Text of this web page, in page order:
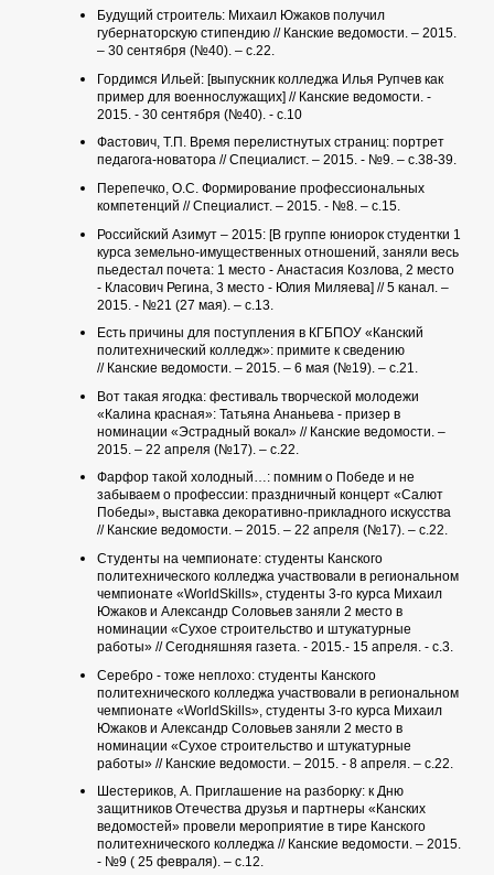
Будущий строитель: Михаил Южаков получил
губернаторскую стипендию // Канские ведомости. – 2015.
– 30 сентября (№40). – с.22.
Гордимся Ильей: [выпускник колледжа Илья Рупчев как
пример для военнослужащих] // Канские ведомости. -
2015. - 30 сентября (№40). - с.10
Фастович, Т.П. Время перелистнутых страниц: портрет
педагога-новатора // Специалист. – 2015. - №9. – с.38-39.
Перепечко, О.С. Формирование профессиональных
компетенций // Специалист. – 2015. - №8. – с.15.
Российский Азимут – 2015: [В группе юниорок студентки 1
курса земельно-имущественных отношений, заняли весь
пьедестал почета: 1 место - Анастасия Козлова, 2 место
- Класович Регина, 3 место - Юлия Миляева] // 5 канал. –
2015. - №21 (27 мая). – с.13.
Есть причины для поступления в КГБПОУ «Канский
политехнический колледж»: примите к сведению
// Канские ведомости. – 2015. – 6 мая (№19). – с.21.
Вот такая ягодка: фестиваль творческой молодежи
«Калина красная»: Татьяна Ананьева - призер в
номинации «Эстрадный вокал» // Канские ведомости. –
2015. – 22 апреля (№17). – с.22.
Фарфор такой холодный…: помним о Победе и не
забываем о профессии: праздничный концерт «Салют
Победы», выставка декоративно-прикладного искусства
// Канские ведомости. – 2015. – 22 апреля (№17). – с.22.
Студенты на чемпионате: студенты Канского
политехнического колледжа участвовали в региональном
чемпионате «WorldSkills», студенты 3-го курса Михаил
Южаков и Александр Соловьев заняли 2 место в
номинации «Сухое строительство и штукатурные
работы» // Сегодняшняя газета. - 2015.- 15 апреля. - с.3.
Серебро - тоже неплохо: студенты Канского
политехнического колледжа участвовали в региональном
чемпионате «WorldSkills», студенты 3-го курса Михаил
Южаков и Александр Соловьев заняли 2 место в
номинации «Сухое строительство и штукатурные
работы» // Канские ведомости. – 2015. - 8 апреля. – с.22.
Шестериков, А. Приглашение на разборку: к Дню
защитников Отечества друзья и партнеры «Канских
ведомостей» провели мероприятие в тире Канского
политехнического колледжа // Канские ведомости. – 2015.
- №9 ( 25 февраля). – с.12.